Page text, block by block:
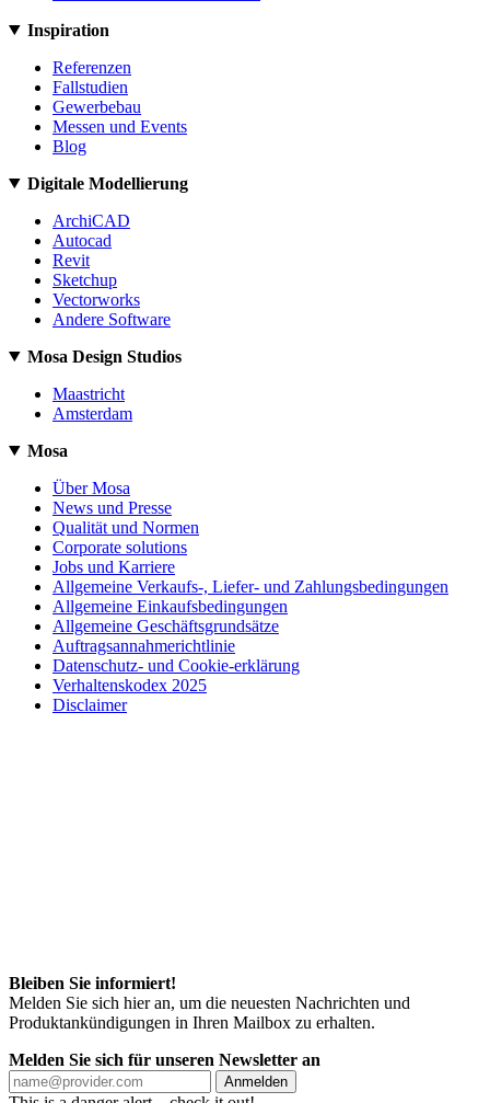
Inspiration
Referenzen
Fallstudien
Gewerbebau
Messen und Events
Blog
Digitale Modellierung
ArchiCAD
Autocad
Revit
Sketchup
Vectorworks
Andere Software
Mosa Design Studios
Maastricht
Amsterdam
Mosa
Über Mosa
News und Presse
Qualität und Normen
Corporate solutions
Jobs und Karriere
Allgemeine Verkaufs-, Liefer- und Zahlungsbedingungen
Allgemeine Einkaufsbedingungen
Allgemeine Geschäftsgrundsätze
Auftragsannahmerichtlinie
Datenschutz- und Cookie-erklärung
Verhaltenskodex 2025
Disclaimer
Bleiben Sie informiert!
Melden Sie sich hier an, um die neuesten Nachrichten und
Produktankündigungen in Ihren Mailbox zu erhalten.
Melden Sie sich für unseren Newsletter an
Anmelden